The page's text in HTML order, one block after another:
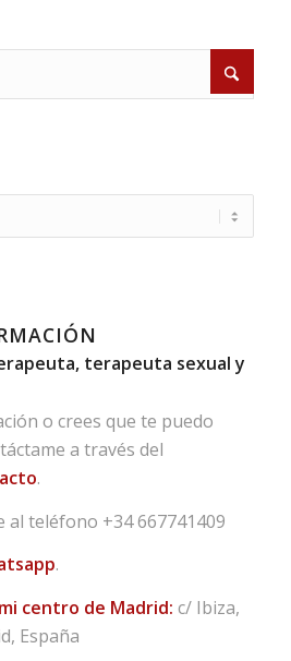
terapeuta sexual y
o crees que te puedo
a través del
.
al teléfono +34 667741409
.
centro de Madrid: c/ Ibiza,
España